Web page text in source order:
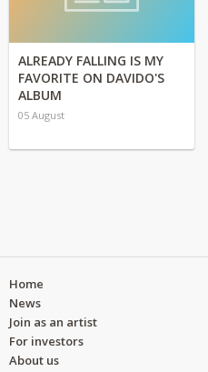
ALREADY FALLING IS MY
FAVORITE ON DAVIDO'S
ALBUM
05 August
Home
News
Join as an artist
For investors
About us